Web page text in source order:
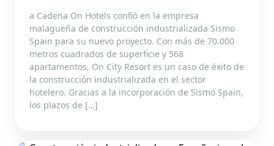
a Cadena On Hotels confió en la empresa
malagueña de construcción industrializada Sismo
Spain para su nuevo proyecto. Con más de 70.000
metros cuadrados de superficie y 568
apartamentos, On City Resort es un caso de éxito de
la construcción industrializada en el sector
hotelero. Gracias a la incorporación de Sismo Spain,
los plazos de […]